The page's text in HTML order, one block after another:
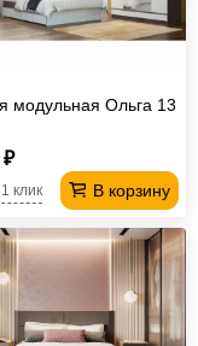
модульная Ольга 13
₽
В корзину
клик